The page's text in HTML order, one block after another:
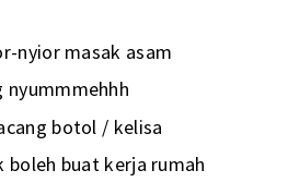
nyior masak asam
nyummmehhh
botol / kelisa
boleh buat kerja rumah